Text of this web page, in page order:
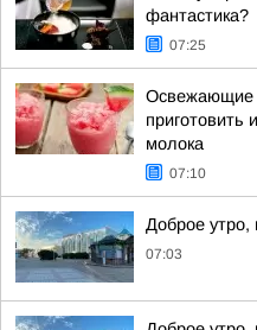
фантастика?
07:25
Освежающие
приготовить
молока
07:10
Доброе утро,
07:03